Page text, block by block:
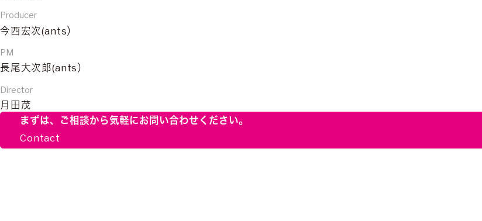
Producer
今西宏次(ants）
PM
長尾大次郎(ants）
Director
月田茂
まずは、ご相談から気軽にお問い合わせください。
Contact